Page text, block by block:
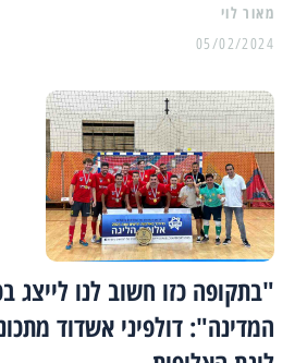
מאור לוי
05/02/2024
"בתקופה כזו חשוב לנו לייצג
המדינה": דולפיני אשדוד